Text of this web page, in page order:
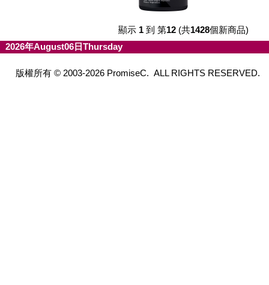
顯示 1 到 第12 (共1428個新商品)
2026年August06日Thursday
版權所有 © 2003-2026 PromiseC. ALL RIGHTS RESERVED.